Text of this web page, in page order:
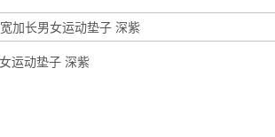
运动垫子 深紫